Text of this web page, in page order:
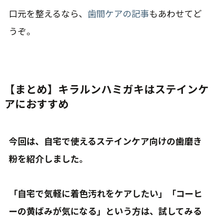
口元を整えるなら、 歯間ケアの記事もあわせてど
うぞ。
【まとめ】キラルンハミガキはステインケ
アにおすすめ
今回は、自宅で使えるステインケア向けの歯磨き
粉を紹介しました。
「自宅で気軽に着色汚れをケアしたい」「コーヒ
ーの黄ばみが気になる」という方は、試してみる